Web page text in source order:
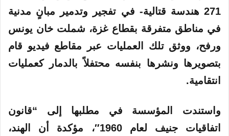
271 هندسة قتالية- في تفجير وتدمير مبانٍ مدنية
في مناطق متفرقة بقطاع غزة، شملت خان يونس
ورفح، ووثق تلك العمليات عبر مقاطع فيديو قام
بتصويرها ونشرها بنفسه محتفلاً بالدمار كعمليات
انتقامية.
واستندت المؤسسة في مطلبها إلى “قانون
اتفاقيات جنيف لعام 1960″، مؤكدة أن
الهند،